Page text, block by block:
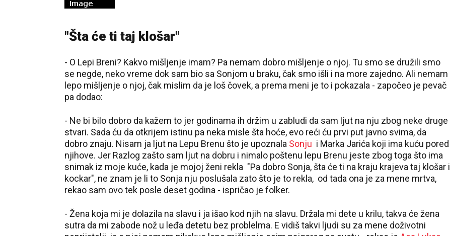
"Šta će ti taj klošar"
- O Lepi Breni? Kakvo mišljenje imam? Pa nemam dobro mišljenje o njoj. Tu smo se družili smo
se negde, neko vreme dok sam bio sa Sonjom u braku, čak smo išli i na more zajedno. Ali nemam
lepo mišljenje o njoj, čak mislim da je loš čovek, a prema meni je to i pokazala - započeo je pevač
pa dodao:
- Ne bi bilo dobro da kažem to jer godinama ih držim u zabludi da sam ljut na nju zbog neke druge
stvari. Sada ću da otkrijem istinu pa neka misle šta hoće, evo reći ću prvi put javno svima, da
dobro znaju. Nisam ja ljut na Lepu Brenu što je upoznala Sonju i Marka Jarića koji ima kuću pored
njihove. Jer Razlog zašto sam ljut na dobru i nimalo poštenu lepu Brenu jeste zbog toga što ima
snimak iz moje kuće, kada je mojoj ženi rekla "Pa dobro Sonja, šta će ti na kraju krajeva taj klošar i
kockar", ne znam je li to Sonja nju poslušala zato što je to rekla, od tada ona je za mene mrtva,
rekao sam ovo tek posle deset godina - ispričao je folker.
- Žena koja mi je dolazila na slavu i ja išao kod njih na slavu. Držala mi dete u krilu, takva će žena
sutra da mi zabode nož u leđa detetu bez problelma. E vidiš takvi ljudi su za mene doživotni